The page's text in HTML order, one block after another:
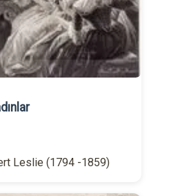
Leslie (1794 -1859)